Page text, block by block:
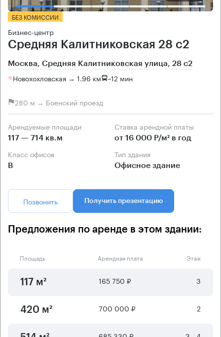
БЕЗ КОМИССИИ
Бизнес-центр
Средняя Калитниковская 28 с2
Москва, Средняя Калитниковская улица, 28 с2
Новохохловская → 1.96 км ~12 мин
280 м → Боенский проезд
Арендуемые площади
117 — 714 кв.м
Ставка арендной платы
от 16 000 Р/м² в год
Класс офисов
B
Тип здания
Офисное здание
Позвонить Получить презентацию
Предложения по аренде в этом здании:
Площадь Арендная плата Этаж
117 м² 165 750 ₽ 3
420 м² 700 000 ₽ 2